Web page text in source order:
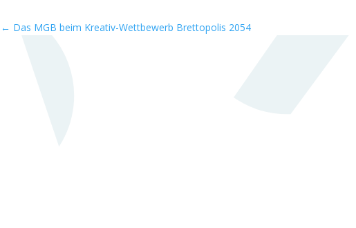
← Das MGB beim Kreativ-Wettbewerb Brettopolis 2054